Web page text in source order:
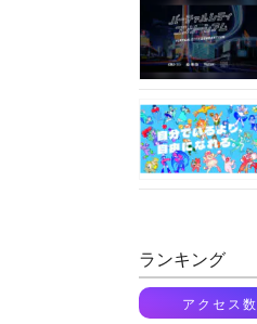
ランキング
アクセス数